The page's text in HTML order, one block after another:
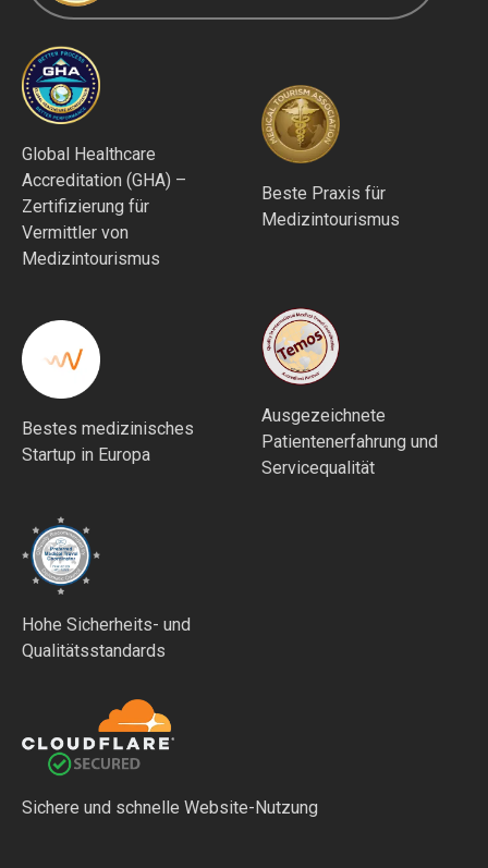
Global Healthcare
Accreditation (GHA) –
Zertifizierung für
Vermittler von
Medizintourismus
Beste Praxis für
Medizintourismus
Bestes medizinisches
Startup in Europa
Ausgezeichnete
Patientenerfahrung und
Servicequalität
Hohe Sicherheits- und
Qualitätsstandards
Sichere und schnelle Website-Nutzung